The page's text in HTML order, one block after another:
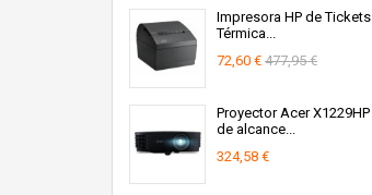
Impresora HP de Tickets
Térmica...
72,60 € 477,95 €
Proyector Acer X1229HP
de alcance...
324,58 €